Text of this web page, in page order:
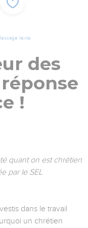
texte
des
!
quant on est chrétien
par le SEL
dans le travail
un chrétien